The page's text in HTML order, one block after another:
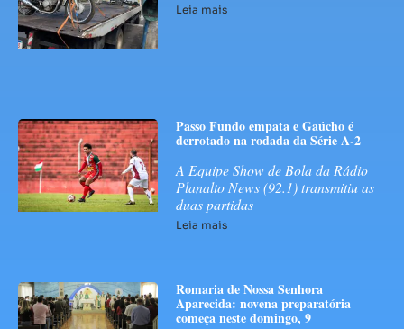
Leia mais
Passo Fundo empata e Gaúcho é
derrotado na rodada da Série A-2
A Equipe Show de Bola da Rádio
Planalto News (92.1) transmitiu as
duas partidas
Leia mais
Romaria de Nossa Senhora
Aparecida: novena preparatória
começa neste domingo, 9